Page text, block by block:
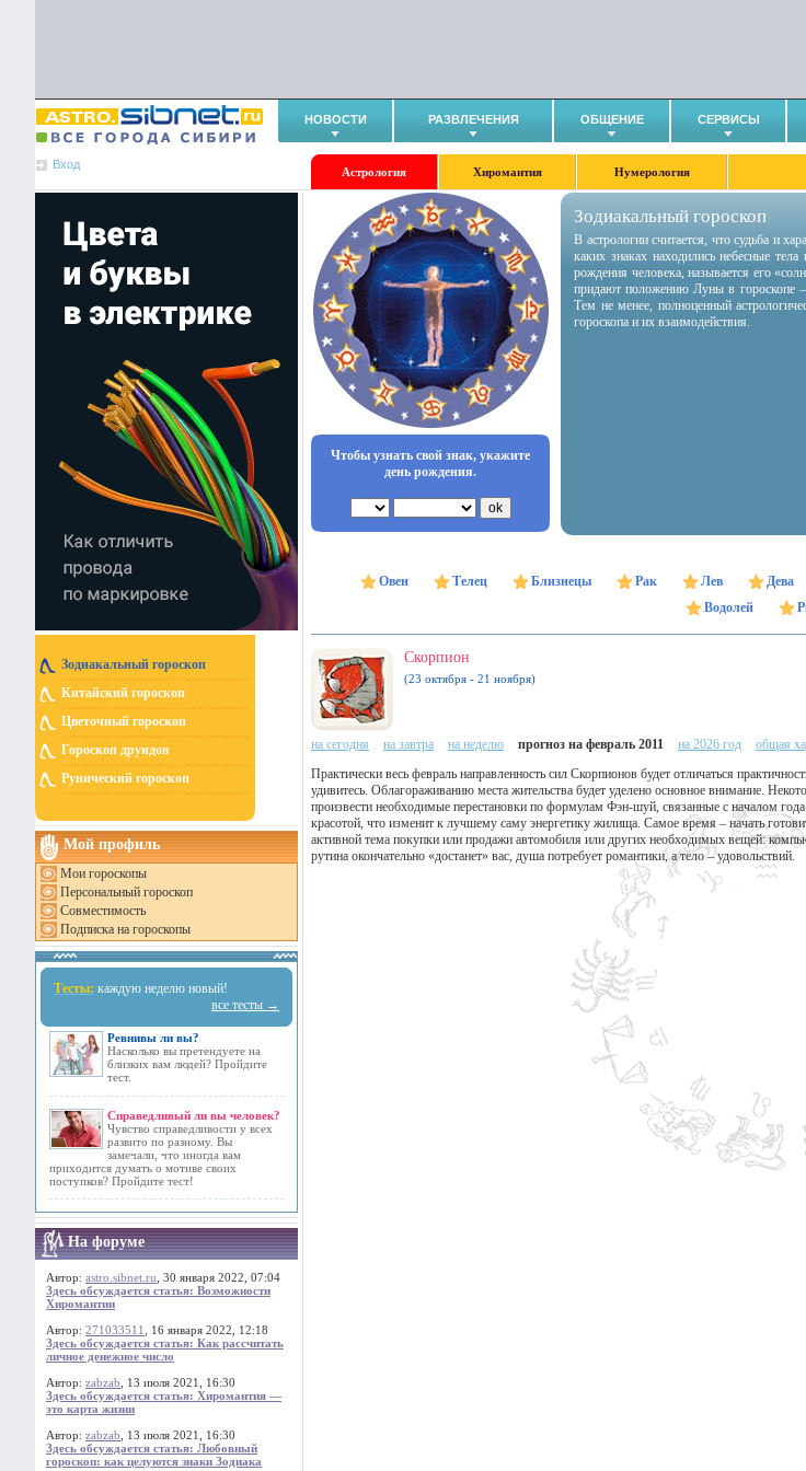
НОВОСТИ РАЗВЛЕЧЕНИЯ ОБЩЕНИЕ СЕРВИСЫ
Вход
Астрология Хиромантия Нумерология
Зодиакальный гороскоп
Китайский гороскоп
Цветочный гороскоп
Гороскоп друидов
Рунический гороскоп
Мой профиль
Мои гороскопы
Персональный гороскоп
Совместимость
Подписка на гороскопы
Тесты: каждую неделю новый!
все тесты →
Ревнивы ли вы?
Насколько вы претендуете на
близких вам людей? Пройдите
тест.
Справедливый ли вы человек?
Чувство справедливости у всех
развито по разному. Вы
замечали, что иногда вам
приходится думать о мотиве своих
поступков? Пройдите тест!
На форуме
Автор: astro.sibnet.ru , 30 января 2022, 07:04
Здесь обсуждается статья: Возможности
Хиромантии
Автор: 271033511
, 16 января 2022, 12:18
Здесь обсуждается статья: Как рассчитать
личное денежное число
Автор: zabzab , 13 июля 2021, 16:30
Здесь обсуждается статья: Хиромантия —
это карта жизни
Автор: zabzab , 13 июля 2021, 16:30
Здесь обсуждается статья: Любовный
гороскоп: как целуются знаки Зодиака
Чтобы узнать свой знак, укажите
день рождения.
Зодиакальный гороскоп
В астрологии считается, что судьба и
каких знаках находились небесные
рождения человека, называется его
придают положению Луны в гороскопе
Тем не менее, полноценный
гороскопа и их взаимодействия.
Овен Телец Близнецы Рак Лев Дева
Водолей
Скорпион
(23 октября - 21 ноября)
на сегодня на завтра на неделю прогноз на февраль 2011 на 2026 год
общая
Практически весь февраль направленность сил Скорпионов будет отличаться
удивитесь. Облагораживанию места жительства будет уделено основное внимание.
произвести необходимые перестановки по формулам Фэн-шуй, связанные с началом
красотой, что изменит к лучшему саму энергетику жилища. Самое время – начать
активной тема покупки или продажи автомобиля или других необходимых вещей:
рутина окончательно «достанет» вас, душа потребует романтики, а тело – удовольствий.